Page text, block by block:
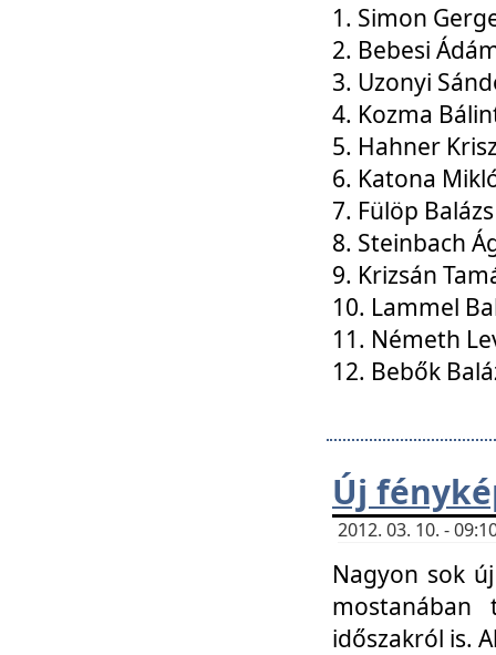
1. Simon
2. Bebesi
3. Uzonyi
4. Kozma
5. Hahner
6. Katona
7. Fülöp Balázs
8. Steinbach
9. Krizsán
10. Lammel
11. Németh
12. Bebők
Új
2012. 03. 10. -
Nagyon sok
mostanában
időszakról is.